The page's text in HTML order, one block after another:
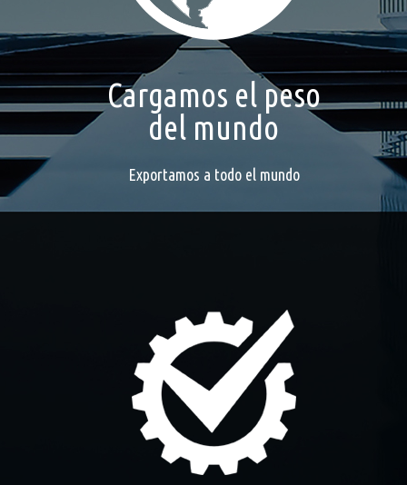
Cargamos el peso
del mundo
Exportamos a todo el mundo